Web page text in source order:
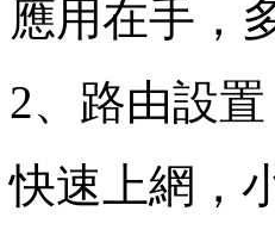
應用在手，
2、路由設置
快速上網，